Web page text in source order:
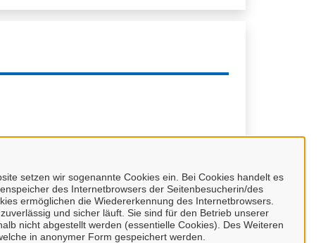
setzen wir sogenannte Cookies ein. Bei Cookies handelt es
des Internetbrowsers der Seitenbesucherin/des
ermöglichen die Wiedererkennung des Internetbrowsers.
und sicher läuft. Sie sind für den Betrieb unserer
nicht abgestellt werden (essentielle Cookies). Des Weiteren
in anonymer Form gespeichert werden.
möglich.